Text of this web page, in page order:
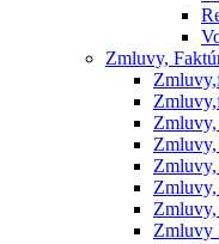
Zmluvy,
Zmluvy